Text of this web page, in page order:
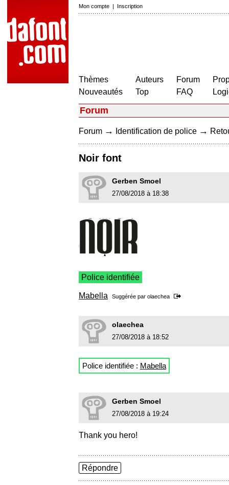
Mon compte | Inscription
Thèmes
Nouveautés
Auteurs
Top
Forum
FAQ
Forum
Forum → Identification de police →
Noir font
Gerben Smoel
27/08/2018 à 18:38
Police identifiée
Mabella Suggérée par olaechea
olaechea
27/08/2018 à 18:52
Police identifiée : Mabella
Gerben Smoel
27/08/2018 à 19:24
Thank you hero!
Répondre